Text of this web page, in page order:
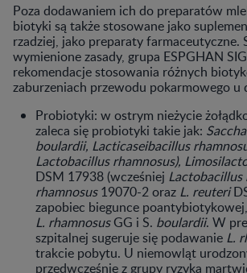
Poza dodawaniem ich do preparatów
biotyki są także stosowane jako
rzadziej, jako preparaty farmaceutyczne.
wymienione zasady, grupa ESPGHAN
rekomendacje stosowania różnych
zaburzeniach przewodu pokarmowego u
Probiotyki: w ostrym nieżycie
zaleca się probiotyki takie jak:
boulardii, Lacticaseibacillus
Lactobacillus rhamnosus),
DSM 17938 (wcześniej Lactobacillus
rhamnosus19070-2 oraz L. reuteri
zapobiec biegunce
L. rhamnosusGG i S. boulardii. W
szpitalnej sugeruje się podawanie L.
trakcie pobytu. U niemowląt
przedwcześnie z grupy ryzyka